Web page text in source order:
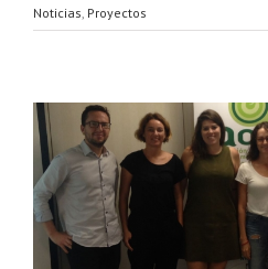
Noticias, Proyectos